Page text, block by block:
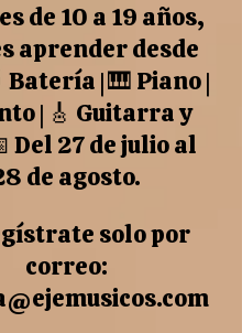
de 10 a 19 años,
aprender desde
Batería | 🎹 Piano |
| 🎸 Guitarra y
Del 27 de julio al
de agosto.
solo por
correo: